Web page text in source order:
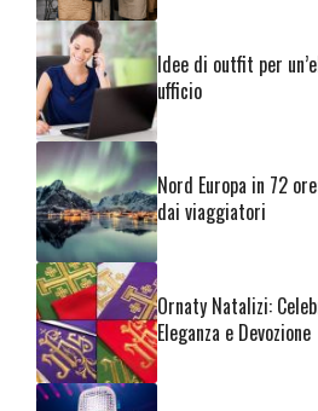
Idee di outfit per
ufficio
Nord Europa in 72
dai viaggiatori
Ornaty Natalizi:
Eleganza e Devozione